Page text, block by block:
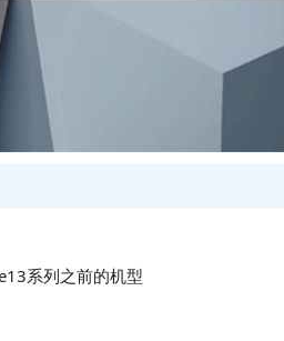
系列之前的机型